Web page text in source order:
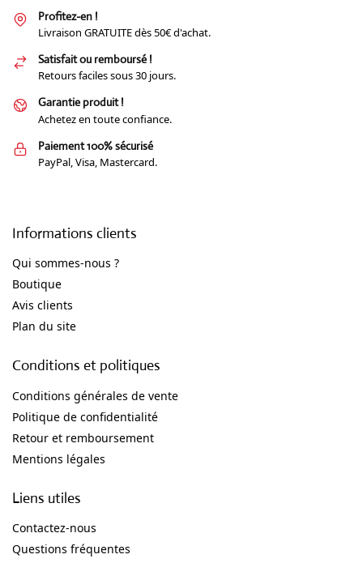
Profitez-en !
Livraison GRATUITE dès 50€ d'achat.
Satisfait ou remboursé !
Retours faciles sous 30 jours.
Garantie produit !
Achetez en toute confiance.
Paiement 100% sécurisé
PayPal, Visa, Mastercard.
Informations clients
Qui sommes-nous ?
Boutique
Avis clients
Plan du site
Conditions et politiques
Conditions générales de vente
Politique de confidentialité
Retour et remboursement
Mentions légales
Liens utiles
Contactez-nous
Questions fréquentes